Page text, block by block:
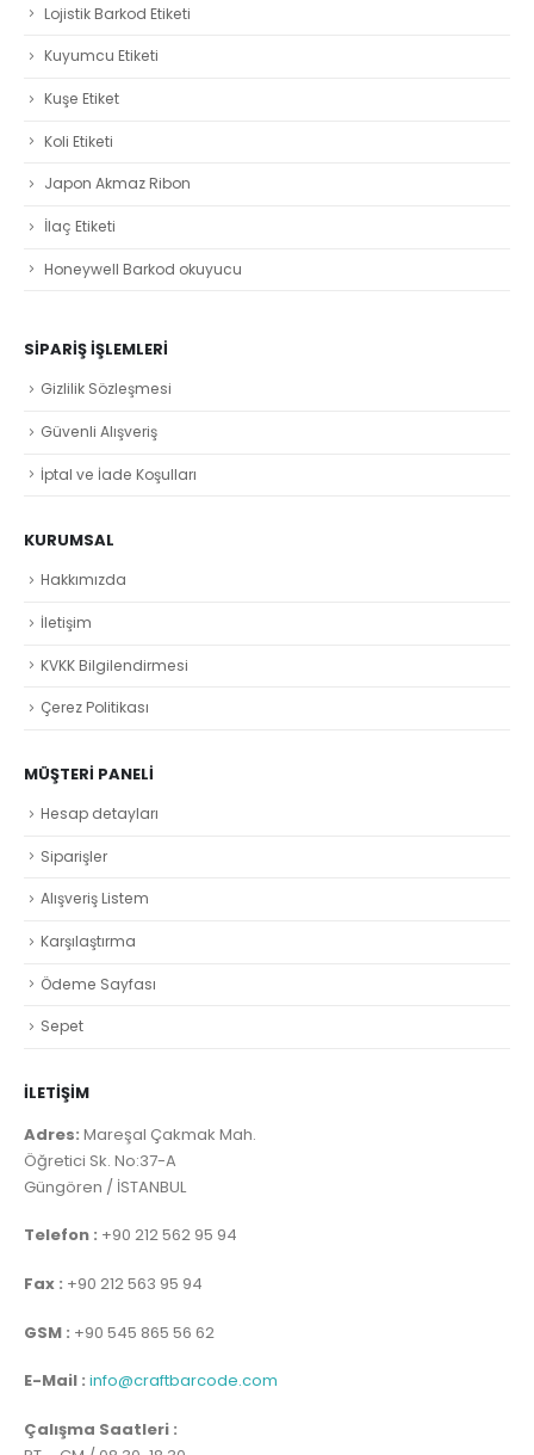
Lojistik Barkod Etiketi
Kuyumcu Etiketi
Kuşe Etiket
Koli Etiketi
Japon Akmaz Ribon
İlaç Etiketi
Honeywell Barkod okuyucu
SIPARIŞ İŞLEMLERI
Gizlilik Sözleşmesi
Güvenli Alışveriş
İptal ve İade Koşulları
KURUMSAL
Hakkımızda
İletişim
KVKK Bilgilendirmesi
Çerez Politikası
MÜŞTERI PANELI
Hesap detayları
Siparişler
Alışveriş Listem
Karşılaştırma
Ödeme Sayfası
Sepet
İLETİŞİM
Adres: Mareşal Çakmak Mah.
Öğretici Sk. No:37-A
Güngören / İSTANBUL
Telefon : +90 212 562 95 94
Fax : +90 212 563 95 94
GSM : +90 545 865 56 62
E-Mail : info@craftbarcode.com
Çalışma Saatleri :